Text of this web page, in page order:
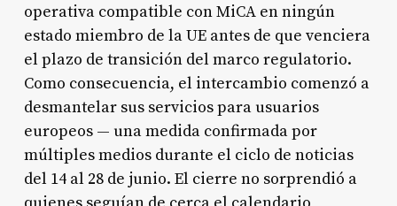
operativa compatible con MiCA en ningún
estado miembro de la UE antes de que venciera
el plazo de transición del marco regulatorio.
Como consecuencia, el intercambio comenzó a
desmantelar sus servicios para usuarios
europeos — una medida confirmada por
múltiples medios durante el ciclo de noticias
del 14 al 28 de junio. El cierre no sorprendió a